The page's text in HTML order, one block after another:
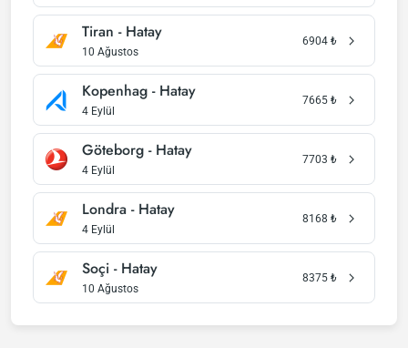
Tiran - Hatay
10 Ağustos
6904 ₺
Kopenhag - Hatay
4 Eylül
7665 ₺
Göteborg - Hatay
4 Eylül
7703 ₺
Londra - Hatay
4 Eylül
8168 ₺
Soçi - Hatay
10 Ağustos
8375 ₺